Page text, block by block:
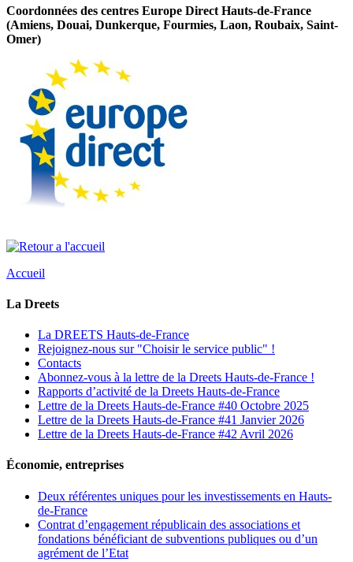
Coordonnées des centres Europe Direct Hauts-de-France
(Amiens, Douai, Dunkerque, Fourmies, Laon, Roubaix, Saint-
Omer)
Accueil
La Dreets
La DREETS Hauts-de-France
Rejoignez-nous sur "Choisir le service public" !
Contacts
Abonnez-vous à la lettre de la Dreets Hauts-de-France !
Rapports d’activité de la Dreets Hauts-de-France
Lettre de la Dreets Hauts-de-France #40 Octobre 2025
Lettre de la Dreets Hauts-de-France #41 Janvier 2026
Lettre de la Dreets Hauts-de-France #42 Avril 2026
Économie, entreprises
Deux référentes uniques pour les investissements en Hauts-
de-France
Contrat d’engagement républicain des associations et
fondations bénéficiant de subventions publiques ou d’un
agrément de l’Etat